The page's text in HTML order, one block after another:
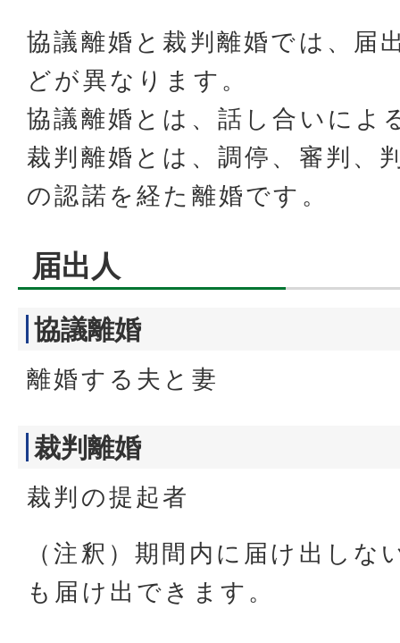
協議離婚と裁判離婚では、届
どが異なります。
協議離婚とは、話し合いによ
裁判離婚とは、調停、審判、
の認諾を経た離婚です。
届出人
協議離婚
離婚する夫と妻
裁判離婚
裁判の提起者
（注釈）期間内に届け出しな
も届け出できます。